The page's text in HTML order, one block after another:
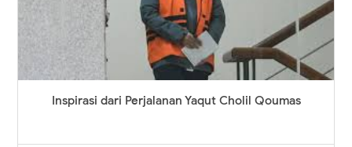
Inspirasi dari Perjalanan Yaqut Cholil Qoumas